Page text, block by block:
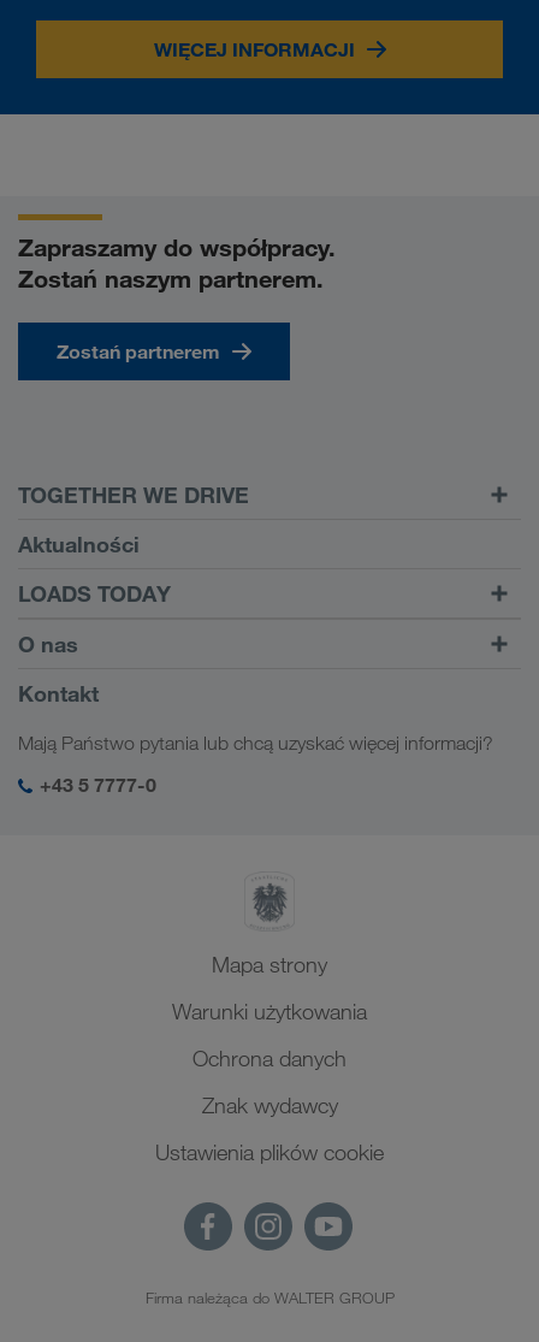
WIĘCEJ INFORMACJI
Zapraszamy do współpracy.
Zostań naszym partnerem.
Zostań partnerem
TOGETHER WE DRIVE
WE LOAD
Carrier Services
Onboarding
Aktualności
LOADS TODAY
Znajdź transport w
LOADS TODAY
Więcej informacji
Do logowania
O nas
Informacje o firmie
SHEQ-Management
Kontakt
Mają Państwo pytania lub chcą uzyskać więcej informacji?
+43 5 7777-0
Mapa strony
Warunki użytkowania
Ochrona danych
Znak wydawcy
Ustawienia plików cookie
Firma należąca do WALTER GROUP